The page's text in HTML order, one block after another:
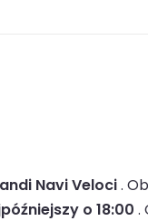
Navi Veloci.
o 18:00 .